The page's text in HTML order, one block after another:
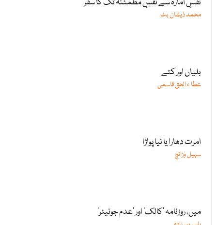
نفسِ امارہ سے نفسِ مطمئنہ تک کا سفر
محمد ذیشان بٹ
بلیاں اور کتے
عطا ء الحق قاسمی
امرت دھارا یا نیا پواڑا
سہیل وڑائچ
میں، روزنامہ ’کالک‘ اور ’عدم جونیئر‘